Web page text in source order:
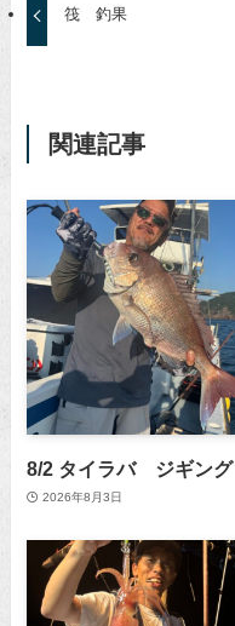
筏 釣果
関連記事
8/2 タイラバ ジギング
2026年8月3日